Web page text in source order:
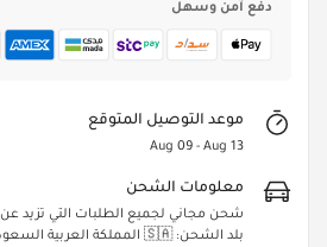
دفع آمن وسهل
موعد التوصيل المتوقع
Aug 09 - Aug 13
معلومات الشحن
شحن مجاني لجميع الطلبات التي تزيد عن ٢٠٠ ريال سعودي!
بلد الشحن: 🇸🇦 المملكة العربية السعودية